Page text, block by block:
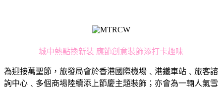
城中熱點換新裝 應節創意裝飾添打卡趣味
為迎接萬聖節，旅發局會於香港國際機場﹑港鐵車站﹑旅客諮
詢中心﹑多個商場陸續添上節慶主題裝飾；亦會為一輛人氣雪